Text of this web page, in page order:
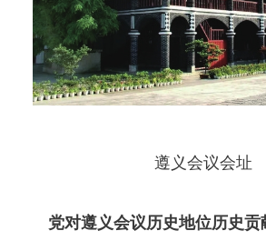
遵义会议会址
党对遵义会议历史地位历史